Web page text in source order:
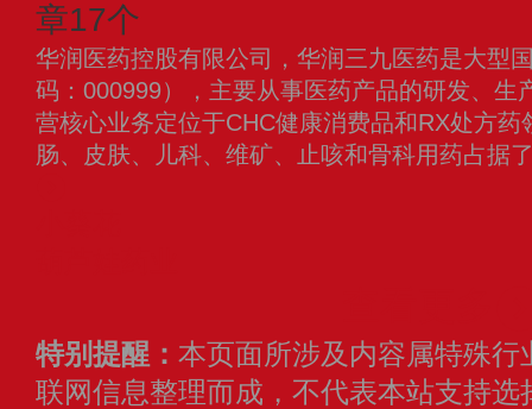
章17个
华润医药控股有限公司，华润三九医药是大型
码：000999），主要从事医药产品的研发、生
营核心业务定位于CHC健康消费品和RX处方
肠、皮肤、儿科、维矿、止咳和骨科用药占据
特别提醒： 本页面所涉及内容属特殊
联网信息整理而成，不代表本站支持